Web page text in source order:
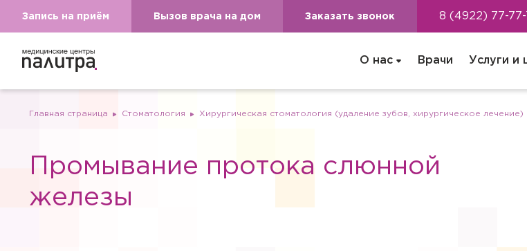
Запись на приём Вызов врача на дом Заказать звонок 8 (4922) 77-
О нас Врачи Услуги и
Главная страница Стоматология Хирургическая стоматология (удаление зубов, хирургическое лечение)
Промывание протока слюнной
железы